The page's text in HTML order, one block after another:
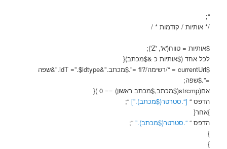
“;
/* אותיות / קודמות * /
$אותיות = טווח('א', 'Z');
לכל אחד ($אותיות כ &$מכתב){
$currentUrl = “/רשימה/?fl =”.$מכתב.”&idT =”.$idtype.”&שפה
=”.$שפה;
אם(strcmp($מכתב,$מכתב ראשון) == 0 ){
הדפס “ [“.סטרטר($מכתב).”]“;
}אחר{
הדפס “ “.סטרטר($מכתב).”“;
}
}